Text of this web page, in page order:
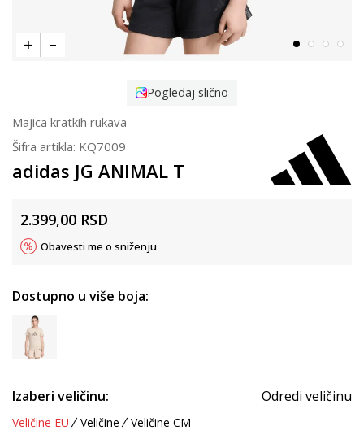
Pogledaj slično
Majica kratkih rukava
Šifra artikla: KQ7009
adidas JG ANIMAL T
2.399,00 RSD
Obavesti me o sniženju
Dostupno u više boja:
Izaberi veličinu: Odredi veličinu
Veličine EU Veličine Veličine CM